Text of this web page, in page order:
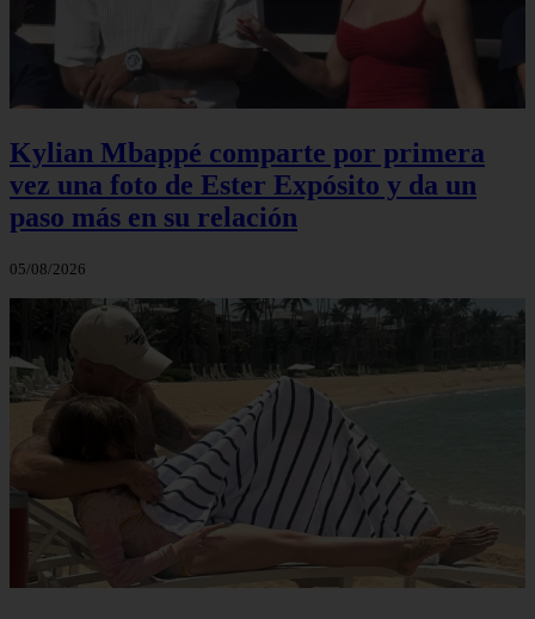
Kylian Mbappé comparte por primera
vez una foto de Ester Expósito y da un
paso más en su relación
05/08/2026